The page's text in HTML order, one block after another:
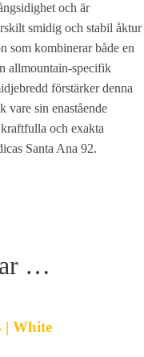
och är
smidig och stabil åktur
som kombinerar både en
allmountain-specifik
förstärker denna
vare sin enastående
och exakta
Santa Ana 92.
…
White